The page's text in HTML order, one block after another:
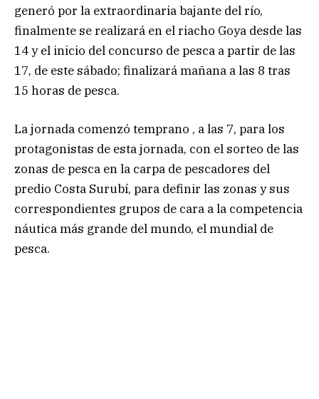
generó por la extraordinaria bajante del río,
finalmente se realizará en el riacho Goya desde las
14 y el inicio del concurso de pesca a partir de las
17, de este sábado; finalizará mañana a las 8 tras
15 horas de pesca.
La jornada comenzó temprano , a las 7, para los
protagonistas de esta jornada, con el sorteo de las
zonas de pesca en la carpa de pescadores del
predio Costa Surubí, para definir las zonas y sus
correspondientes grupos de cara a la competencia
náutica más grande del mundo, el mundial de
pesca.